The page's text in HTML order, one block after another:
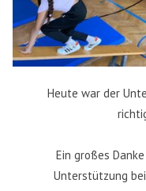
Heute war der
Ein großes
Unterstützung